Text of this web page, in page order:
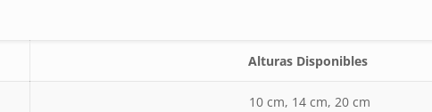
Alturas Disponibles
10 cm, 14 cm, 20 cm